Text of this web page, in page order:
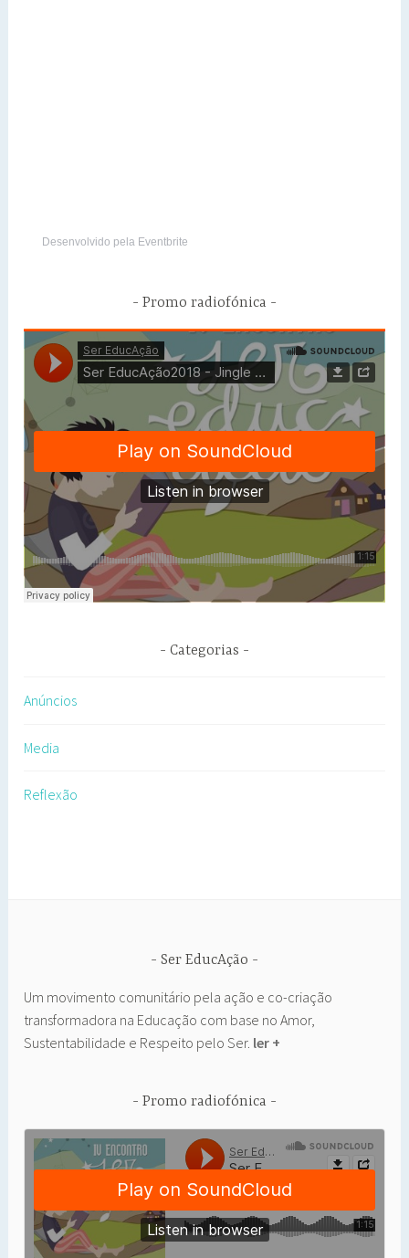
Desenvolvido pela Eventbrite
Promo radiofónica
Categorias
Anúncios
Media
Reflexão
Ser EducAção
Um movimento comunitário pela ação e co-criação
transformadora na Educação com base no Amor,
Sustentabilidade e Respeito pelo Ser. ler +
Promo radiofónica